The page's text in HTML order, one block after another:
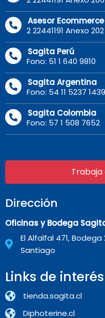
Asesor Ecommerce
2 22441191 Anexo 202
Sagita Perú
Fono: 51 1 640 9810
Sagita Argentina
Fono: 54 11 5237 1439
Sagita Colombia
Fono: 57 1 508 7652
Trabaja
Dirección
Oficinas y Bodega
El Alfalfal 471,
Santiago
Links de interés
tienda.sagita.cl
Diphoterine.cl